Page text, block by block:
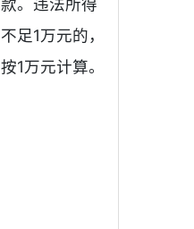
款。违法所得
不足1万元的，
按1万元计算。